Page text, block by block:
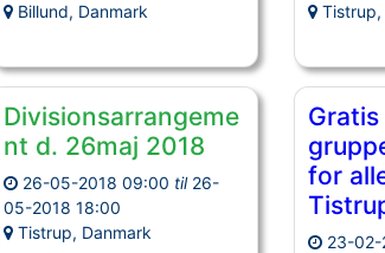
Billund, Danmark
Tistrup,
Divisionsarrangeme
nt d. 26maj 2018
26-05-2018 09:00 til 26-
05-2018 18:00
Tistrup, Danmark
Gratis
for
23-02-